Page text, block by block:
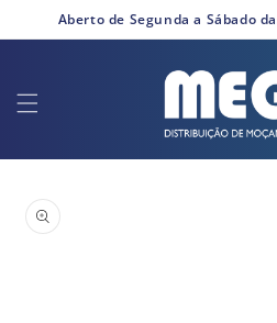
para o
conteúdo
Aberto de Segunda a Sábado
informação